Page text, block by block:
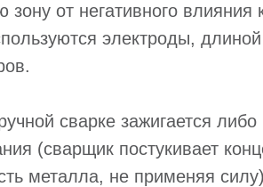
зону от негативного влияния
электроды,
сварке зажигается
(сварщик постукивает
металла, не применяя